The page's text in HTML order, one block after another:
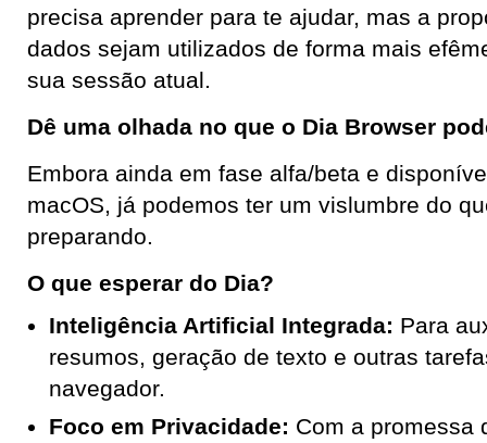
precisa aprender para te ajudar, mas a
dados sejam utilizados de forma mais
sua sessão atual.
Dê uma olhada no que o Dia Browser
Embora ainda em fase alfa/beta e
macOS, já podemos ter um vislumbre do
preparando.
O que esperar do Dia?
Inteligência Artificial Integrada: Para
resumos, geração de texto e outras
navegador.
Foco em Privacidade: Com a promessa